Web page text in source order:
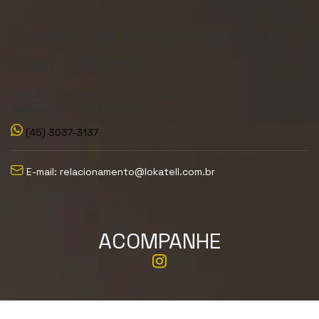
(45) 3037-3137
E-mail: relacionamento@lokatell.com.br
ACOMPANHE